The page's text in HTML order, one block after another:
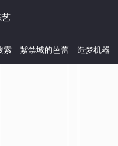
索 紫禁城的芭蕾 造梦机器